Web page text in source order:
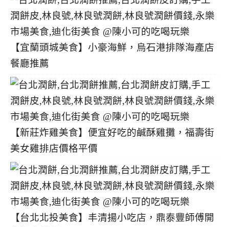
【宜蘭頭城美食】小豪海鮮，烏石港排隊海產店
餐廳推薦
【新莊炸雞美食】便宜好吃的鹹酥雞攤，福壽街
美女雞排店價格平價
【台北北投美食】丰清揚小吃店，鼎泰豐師傅開